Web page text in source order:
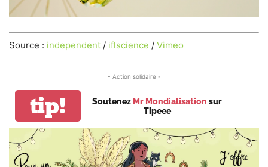
Source : independent / iflscience / Vimeo
- Action solidaire -
tip! Soutenez Mr Mondialisation sur
Tipeee